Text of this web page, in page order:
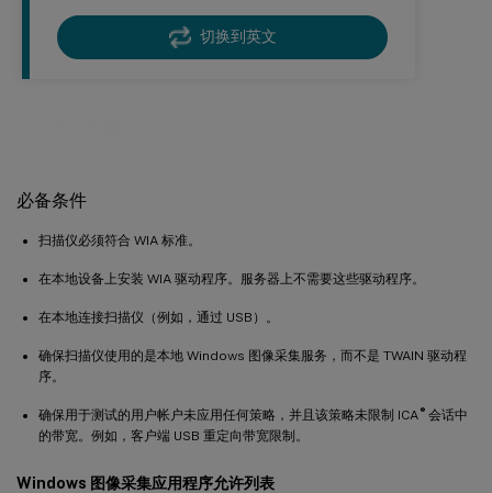
切换到英文
必备条件
扫描仪必须符合 WIA 标准。
在本地设备上安装 WIA 驱动程序。服务器上不需要这些驱动程序。
在本地连接扫描仪（例如，通过 USB）。
确保扫描仪使用的是本地 Windows 图像采集服务，而不是 TWAIN 驱动程
序。
确保用于测试的用户帐户未应用任何策略，并且该策略未限制 ICA ®会话中
的带宽。例如，客户端 USB 重定向带宽限制。
Windows 图像采集应用程序允许列表